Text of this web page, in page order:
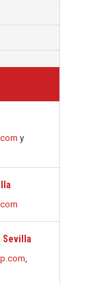
y
Sevilla
,